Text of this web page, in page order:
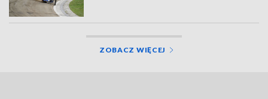
ZOBACZ WIĘCEJ